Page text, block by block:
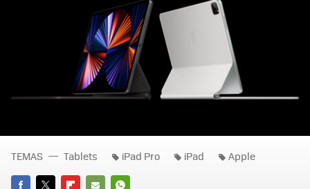
TEMAS Tablets iPad Pro iPad Apple